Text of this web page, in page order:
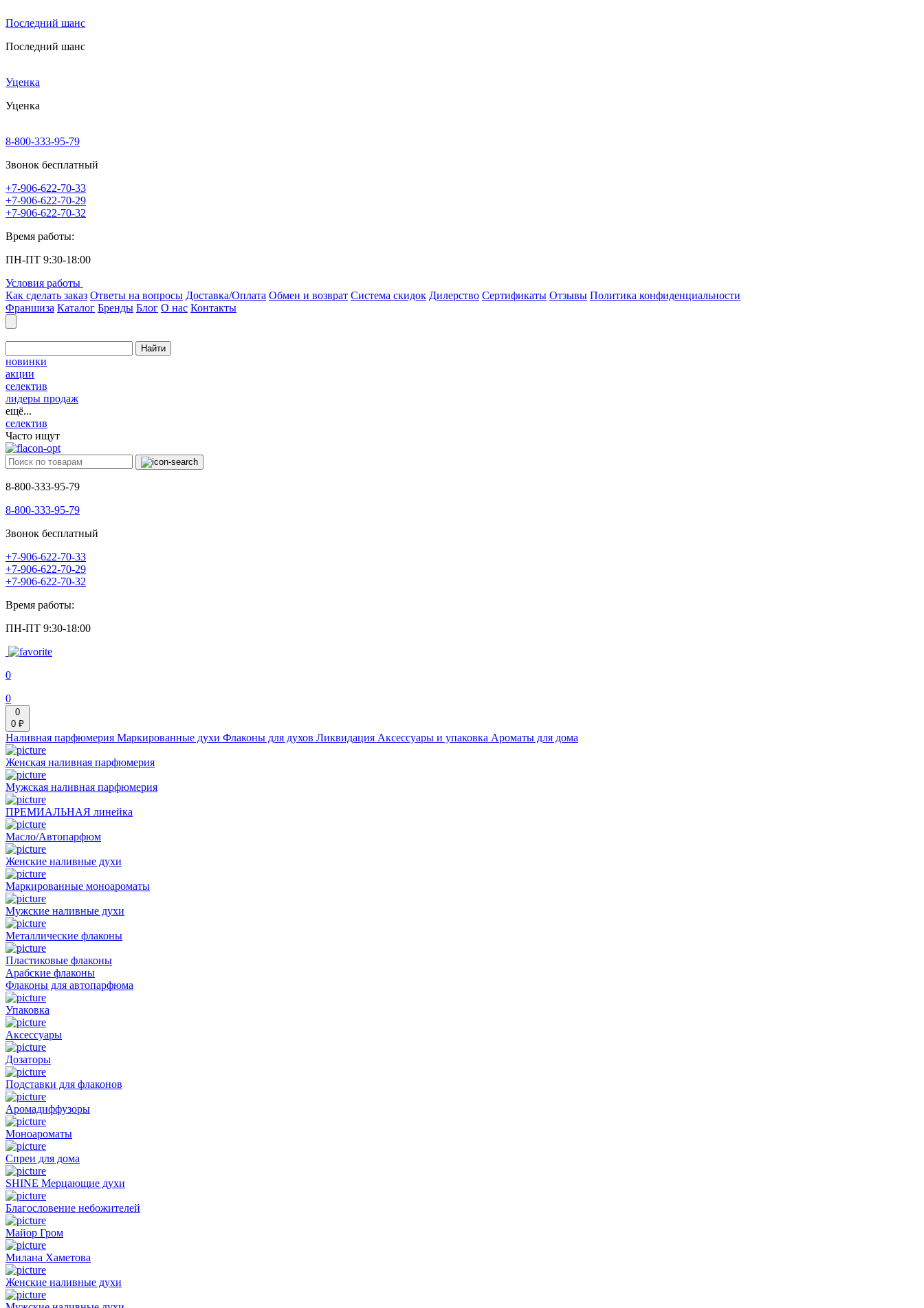
Последний шанс
Последний шанс
Уценка
Уценка
8-800-333-95-79
Звонок бесплатный
+7-906-622-70-33
+7-906-622-70-29
+7-906-622-70-32
Время работы:
ПН-ПТ 9:30-18:00
Условия работы
Как сделать заказ Ответы на вопросы Доставка/Оплата Обмен и возврат Система скидок Дилерство Сертификаты Отзывы Политика конфиденциальности
Франшиза Каталог Бренды Блог О нас Контакты
Найти
новинки
акции
селектив
лидеры продаж
ещё...
селектив
Часто ищут
8-800-333-95-79
8-800-333-95-79
Звонок бесплатный
+7-906-622-70-33
+7-906-622-70-29
+7-906-622-70-32
Время работы:
ПН-ПТ 9:30-18:00
0
0
0
0 ₽
Наливная парфюмерия Маркированные духи Флаконы для духов Ликвидация Аксессуары и упаковка Ароматы для дома
Женская наливная парфюмерия
Мужская наливная парфюмерия
ПРЕМИАЛЬНАЯ линейка
Масло/Автопарфюм
Женские наливные духи
Маркированные моноароматы
Мужские наливные духи
Металлические флаконы
Пластиковые флаконы
Арабские флаконы
Флаконы для автопарфюма
Упаковка
Аксессуары
Дозаторы
Подставки для флаконов
Аромадиффузоры
Моноароматы
Спреи для дома
SHINE Мерцающие духи
Благословение небожителей
Майор Гром
Милана Хаметова
Женские наливные духи